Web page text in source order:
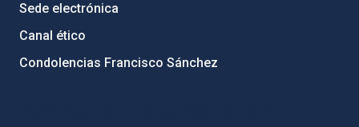
Sede electrónica
Canal ético
Condolencias Francisco Sánchez